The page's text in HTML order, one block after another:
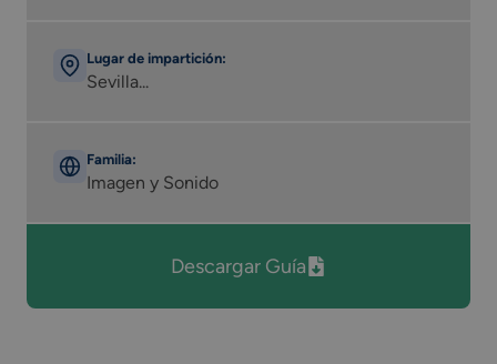
Lugar de impartición:
Sevilla...
Familia:
Imagen y Sonido
Descargar Guía